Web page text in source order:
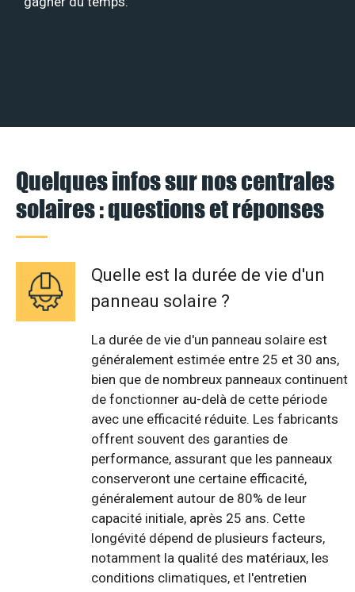
Quelques infos sur nos centrales
solaires : questions et réponses
Quelle est la durée de vie d'un
panneau solaire ?
La durée de vie d'un panneau solaire est
généralement estimée entre 25 et 30 ans,
bien que de nombreux panneaux continuent
de fonctionner au-delà de cette période
avec une efficacité réduite. Les fabricants
offrent souvent des garanties de
performance, assurant que les panneaux
conserveront une certaine efficacité,
généralement autour de 80% de leur
capacité initiale, après 25 ans. Cette
longévité dépend de plusieurs facteurs,
notamment la qualité des matériaux, les
conditions climatiques, et l'entretien